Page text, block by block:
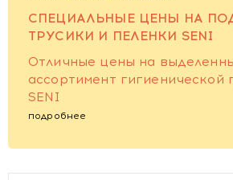
СПЕЦИАЛЬНЫЕ ЦЕНЫ НА
ТРУСИКИ И ПЕЛЕНКИ SENI
Отличные цены на
ассортимент гигиенической
SENI
подробнее